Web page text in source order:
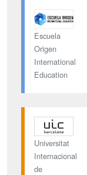
Escuela
Origen
International
Education
Universitat
Internacional
de